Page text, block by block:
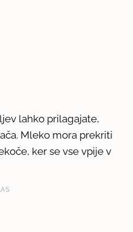
lahko prilagajate,
Mleko mora prekriti
ker se vse vpije v